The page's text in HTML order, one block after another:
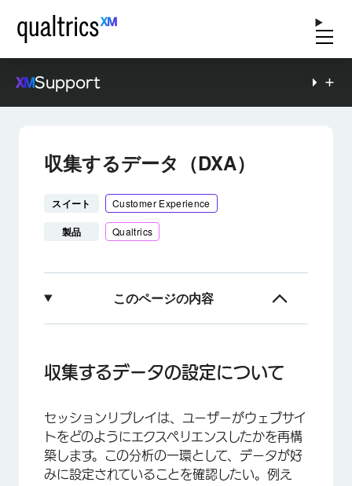
Support
収集するデータ（DXA）
スイート Customer Experience
製品 Qualtrics
このページの内容
カスタムイベント
ページタグ
変更の保存と適用
収集するデータの設定について
セッションリプレイは、ユーザーがウェブサイ
トをどのようにエクスペリエンスしたかを再構
築します。この分析の一環として、データが好
みに設定されていることを確認したい。例え